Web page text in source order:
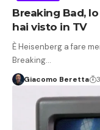
Breaking Bad,
hai visto in TV
È Heisenberg a fare
Breaking…
Giacomo Beretta